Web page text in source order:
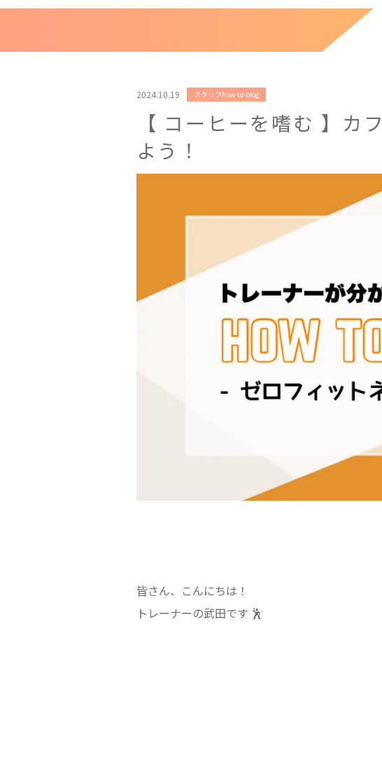
2024.10.19 スタッフhow-to-blog
【 コーヒーを嗜む 】カ
よう！
皆さん、こんにちは！
トレーナーの武田です 🕺